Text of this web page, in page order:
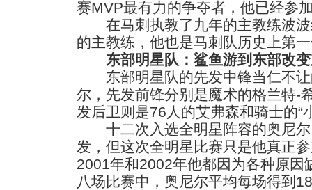
赛MVP最有力的争夺者，他已经参
在马刺执教了九年的主教练波波
的主教练，他也是马刺队历史上第
东部明星队：鲨鱼游到东部改变
东部明星队的先发中锋当仁不让
尔，先发前锋分别是魔术的格兰特-
发后卫则是76人的艾弗森和骑士的“
十二次入选全明星阵容的奥尼尔
发，但这次全明星比赛只是他真正
2001年和2002年他都因为各种原因
八场比赛中，奥尼尔平均每场得到